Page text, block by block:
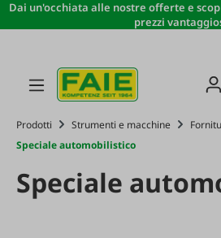
Passa al contenuto principale
Dai un'occhiata alle nostre offerte e
prezzi
Prodotti Strumenti e macchine
Speciale automobilistico
Speciale